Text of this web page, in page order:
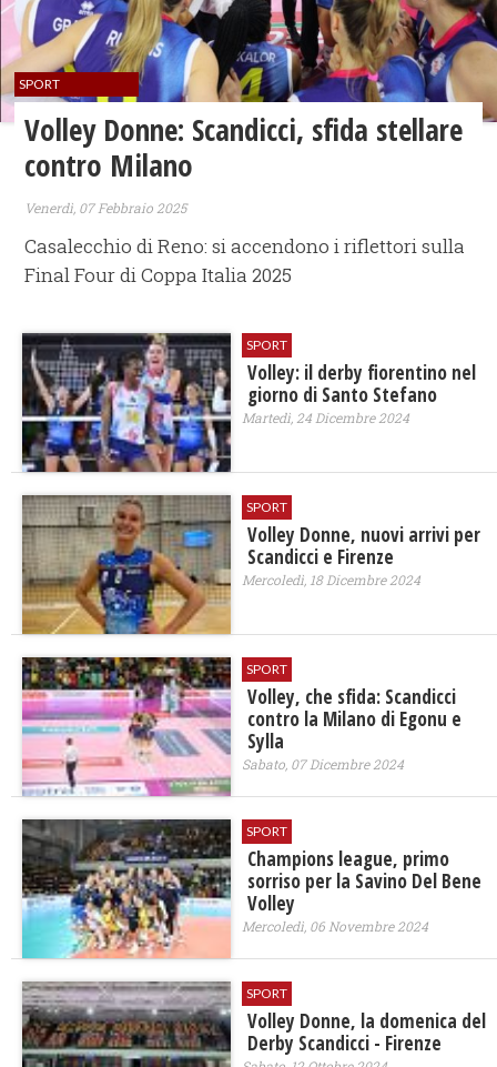
SPORT
Volley Donne: Scandicci, sfida stellare
contro Milano
Venerdì, 07 Febbraio 2025
Casalecchio di Reno: si accendono i riflettori sulla
Final Four di Coppa Italia 2025
SPORT
Volley: il derby fiorentino nel
giorno di Santo Stefano
Martedì, 24 Dicembre 2024
SPORT
Volley Donne, nuovi arrivi per
Scandicci e Firenze
Mercoledì, 18 Dicembre 2024
SPORT
Volley, che sfida: Scandicci
contro la Milano di Egonu e
Sylla
Sabato, 07 Dicembre 2024
SPORT
Champions league, primo
sorriso per la Savino Del Bene
Volley
Mercoledì, 06 Novembre 2024
SPORT
Volley Donne, la domenica del
Derby Scandicci - Firenze